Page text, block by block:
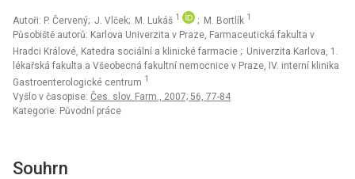
Autoři: P. Červený; J. Vlček; M. Lukáš 1 ; M. Bortlík 1
Působiště autorů: Karlova Univerzita v Praze, Farmaceutická fakulta v
Hradci Králové, Katedra sociální a klinické farmacie ; Univerzita Karlova, 1.
lékařská fakulta a Všeobecná fakultní nemocnice v Praze, IV. interní klinika
Gastroenterologické centrum 1
Vyšlo v časopise: Čes. slov. Farm., 2007; 56, 77-84
Kategorie: Původní práce
Souhrn